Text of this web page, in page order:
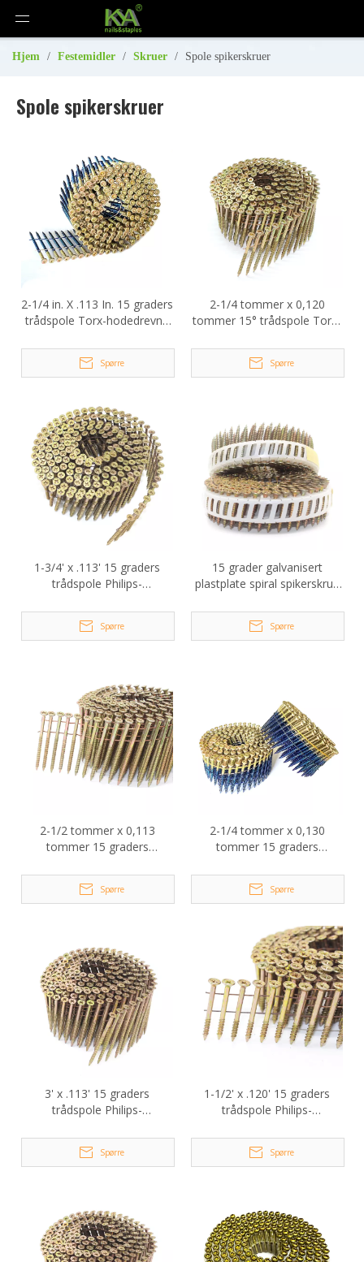
Hjem / Festemidler / Skruer / Spole spikerskruer
Spole spikerskruer
2-1/4 in. X .113 In. 15 graders
trådspole Torx-hodedrevne
Spørre
2-1/4 tommer x 0,120
tommer 15° trådspole Torx-
Spørre
1-3/4' x .113' 15 graders
trådspole Philips-
Spørre
15 grader galvanisert
plastplate spiral spikerskrue
Spørre
2-1/2 tommer x 0,113
tommer 15 graders
Spørre
2-1/4 tommer x 0,130
tommer 15 graders
spikerskrue
Spørre
3' x .113' 15 graders
trådspole Philips-
Spørre
1-1/2' x .120' 15 graders
trådspole Philips-
Spørre